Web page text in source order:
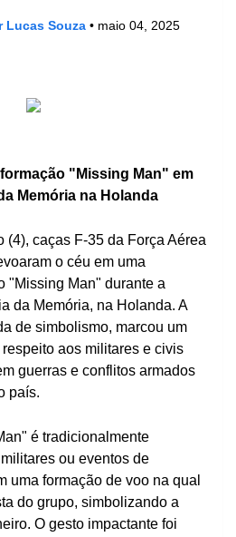
Lucas Souza • maio 04, 2025
"Missing Man" em
Memória na Holanda
(4), caças F-35 da Força Aérea
o céu em uma
"Missing Man" durante a
da Memória, na Holanda. A
de simbolismo, marcou um
aos militares e civis
guerras e conflitos armados
país.
é tradicionalmente
ou eventos de
uma formação de voo na qual
do grupo, simbolizando a
O gesto impactante foi